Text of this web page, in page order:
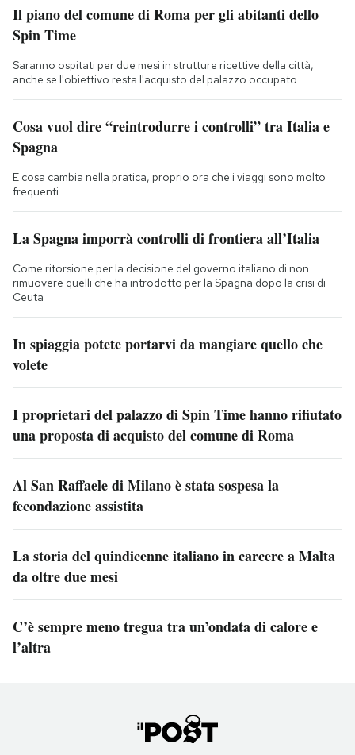
Il piano del comune di Roma per gli abitanti dello
Spin Time
Saranno ospitati per due mesi in strutture ricettive della città,
anche se l'obiettivo resta l'acquisto del palazzo occupato
Cosa vuol dire “reintrodurre i controlli” tra Italia e
Spagna
E cosa cambia nella pratica, proprio ora che i viaggi sono molto
frequenti
La Spagna imporrà controlli di frontiera all’Italia
Come ritorsione per la decisione del governo italiano di non
rimuovere quelli che ha introdotto per la Spagna dopo la crisi di
Ceuta
In spiaggia potete portarvi da mangiare quello che
volete
I proprietari del palazzo di Spin Time hanno rifiutato
una proposta di acquisto del comune di Roma
Al San Raffaele di Milano è stata sospesa la
fecondazione assistita
La storia del quindicenne italiano in carcere a Malta
da oltre due mesi
C’è sempre meno tregua tra un’ondata di calore e
l’altra